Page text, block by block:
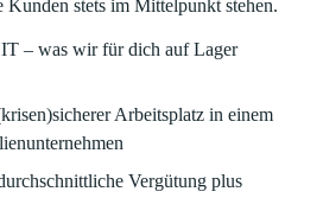
Kunden stets im Mittelpunkt stehen.
– was wir für dich auf Lager
Arbeitsplatz in einem
Vergütung plus